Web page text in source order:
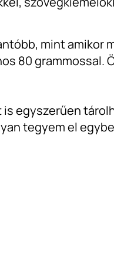
mint amikor
80 grammossal.
egyszerűen
tegyem el